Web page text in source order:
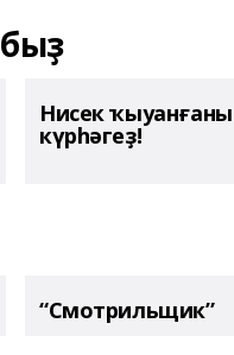
Нисек
күрһәгеҙ!
“Смотрильщик”